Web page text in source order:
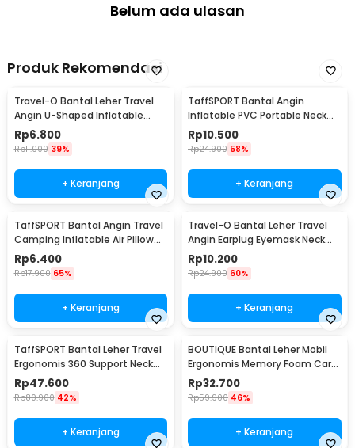
Belum ada ulasan
Produk Rekomendasi
Travel-O Bantal Leher Travel
Angin U-Shaped Inflatable
Neck Pillow - RH20
Rp6.800
Rp11.000 39%
+ Keranjang
TaffSPORT Bantal Angin
Inflatable PVC Portable Neck
Pillow High Rest - H0T019
Rp10.500
Rp24.900 58%
+ Keranjang
TaffSPORT Bantal Angin Travel
Camping Inflatable Air Pillow
330x220mm - XLZT-15
Rp6.400
Rp17.900 65%
+ Keranjang
Travel-O Bantal Leher Travel
Angin Earplug Eyemask Neck
Pillow - RH20
Rp10.200
Rp24.900 60%
+ Keranjang
TaffSPORT Bantal Leher Travel
Ergonomis 360 Support Neck
Pillow - NF302
Rp47.600
Rp80.900 42%
+ Keranjang
BOUTIQUE Bantal Leher Mobil
Ergonomis Memory Foam Car
Headrest Pillow - CAR247
Rp32.700
Rp59.900 46%
+ Keranjang